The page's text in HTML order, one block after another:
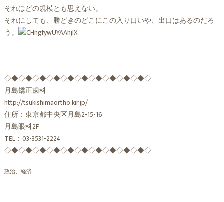
それほどの規模とも思えない。
それにしても、勝どきのどこにこの入り口いや、出口はあるのだろ
う。
◇◆◇◆◇◆◇◆◇◆◇◆◇◆◇◆◇◆◇◆◇
月島矯正歯科
http://tsukishimaortho.kir.jp/
住所：東京都中央区月島2-15-16
月島眼科2F
TEL：03-3531-2224
◇◆◇◆◇◆◇◆◇◆◇◆◇◆◇◆◇◆◇◆◇
政治、経済